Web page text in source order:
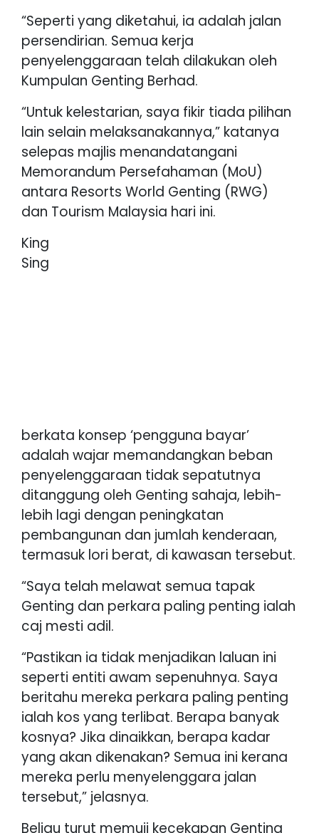
“Seperti yang diketahui, ia adalah jalan
persendirian. Semua kerja
penyelenggaraan telah dilakukan oleh
Kumpulan Genting Berhad.
“Untuk kelestarian, saya fikir tiada pilihan
lain selain melaksanakannya,” katanya
selepas majlis menandatangani
Memorandum Persefahaman (MoU)
antara Resorts World Genting (RWG)
dan Tourism Malaysia hari ini.
King
Sing
berkata konsep ‘pengguna bayar’
adalah wajar memandangkan beban
penyelenggaraan tidak sepatutnya
ditanggung oleh Genting sahaja, lebih-
lebih lagi dengan peningkatan
pembangunan dan jumlah kenderaan,
termasuk lori berat, di kawasan tersebut.
“Saya telah melawat semua tapak
Genting dan perkara paling penting ialah
caj mesti adil.
“Pastikan ia tidak menjadikan laluan ini
seperti entiti awam sepenuhnya. Saya
beritahu mereka perkara paling penting
ialah kos yang terlibat. Berapa banyak
kosnya? Jika dinaikkan, berapa kadar
yang akan dikenakan? Semua ini kerana
mereka perlu menyelenggara jalan
tersebut,” jelasnya.
Beliau turut memuji kecekapan Genting